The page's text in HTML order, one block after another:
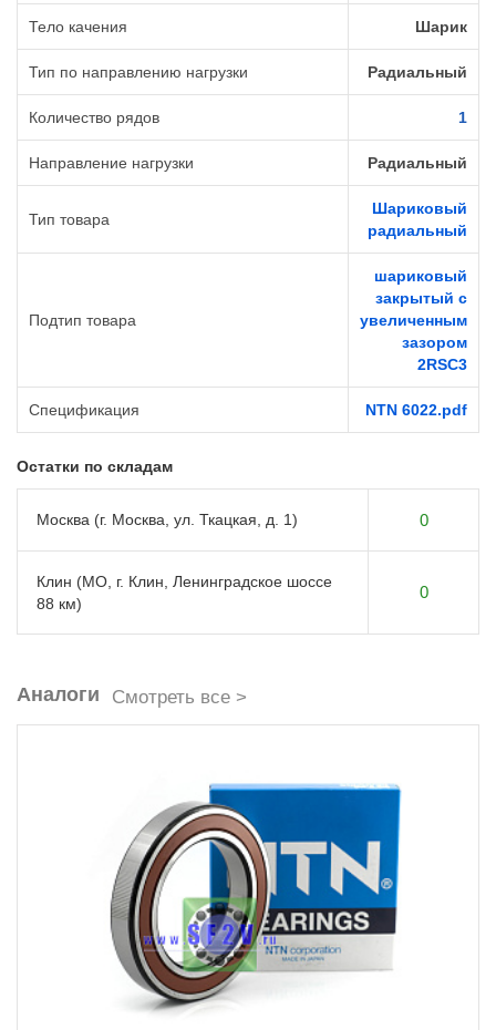
Тело качения Шарик
Тип по направлению нагрузки Радиальный
Количество рядов 1
Направление нагрузки Радиальный
Тип товара
Шариковый
радиальный
Подтип товара
шариковый
закрытый с
увеличенным
зазором
2RSС3
Спецификация NTN 6022.pdf
Остатки по складам
Москва (г. Москва, ул. Ткацкая, д. 1) 0
Клин (МО, г. Клин, Ленинградское шоссе
88 км)
0
Аналоги Смотреть все >